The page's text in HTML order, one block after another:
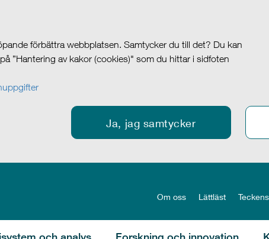
förbättra webbplatsen. Samtycker du till det? Du kan
”Hantering av kakor (cookies)" som du hittar i sidfoten
Ja, jag samtycker
Om oss Lättläst